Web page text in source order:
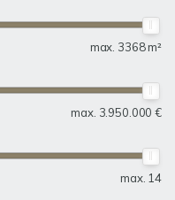
max. 3368 m²
max. 3.950.000 €
max. 14